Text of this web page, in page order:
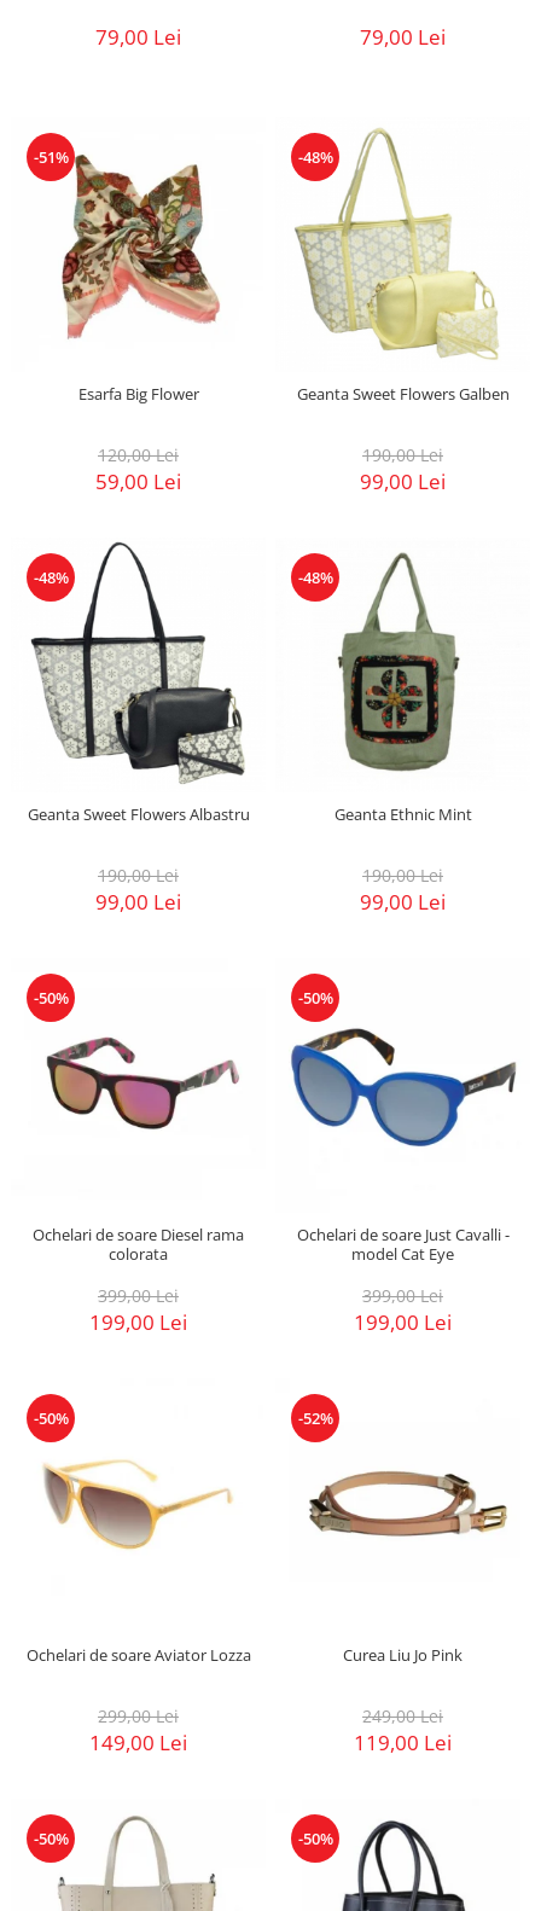
79,00 Lei 79,00 Lei
-51%
Esarfa Big Flower
120,00 Lei
59,00 Lei
-48%
Geanta Sweet Flowers Galben
190,00 Lei
99,00 Lei
-48%
Geanta Sweet Flowers Albastru
190,00 Lei
99,00 Lei
-48%
Geanta Ethnic Mint
190,00 Lei
99,00 Lei
-50%
Ochelari de soare Diesel rama
colorata
399,00 Lei
199,00 Lei
-50%
Ochelari de soare Just Cavalli -
model Cat Eye
399,00 Lei
199,00 Lei
-50%
Ochelari de soare Aviator Lozza
299,00 Lei
149,00 Lei
-52%
Curea Liu Jo Pink
249,00 Lei
119,00 Lei
-50% -50%